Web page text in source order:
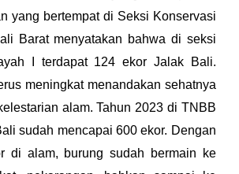
yang bertempat di Seksi Konservasi
Barat menyatakan bahwa di seksi
I terdapat 124 ekor Jalak Bali.
meningkat menandakan sehatnya
alam. Tahun 2023 di TNBB
sudah mencapai 600 ekor. Dengan
di alam, burung sudah bermain ke